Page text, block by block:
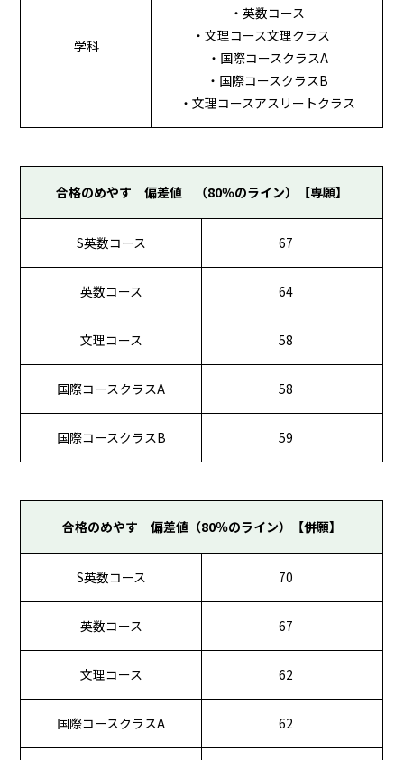
学科
・英数コース
・文理コース文理クラス
・国際コースクラスA
・国際コースクラスB
・文理コースアスリートクラス
合格のめやす 偏差値 （80％のライン）【専願】
S英数コース 67
英数コース 64
文理コース 58
国際コースクラスA 58
国際コースクラスB 59
合格のめやす 偏差値（80％のライン）【併願】
S英数コース 70
英数コース 67
文理コース 62
国際コースクラスA 62